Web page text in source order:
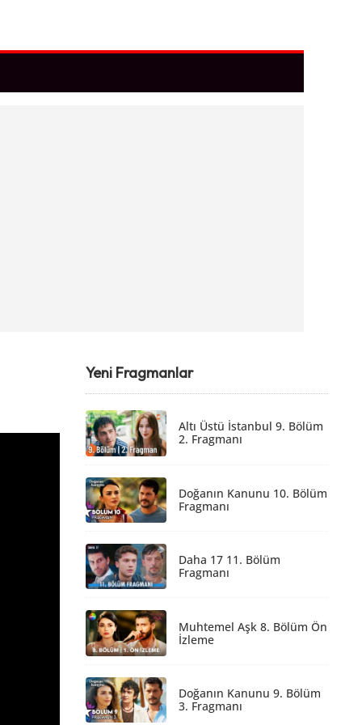
Yeni Fragmanlar
Altı Üstü İstanbul 9. Bölüm
2. Fragmanı
Doğanın Kanunu 10. Bölüm
Fragmanı
Daha 17 11. Bölüm
Fragmanı
Muhtemel Aşk 8. Bölüm Ön
İzleme
Doğanın Kanunu 9. Bölüm
3. Fragmanı